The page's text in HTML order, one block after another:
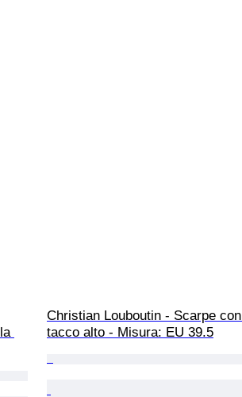
Christian Louboutin - Scarpe con
tacco alto - Misura: EU 39.5